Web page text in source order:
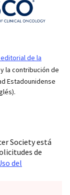
de la
la contribución de
Estadounidense
Society está
de
del